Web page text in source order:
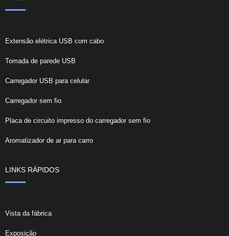
Extensão elétrica USB com cabo
Tomada de parede USB
Carregador USB para celular
Carregador sem fio
Placa de circuito impresso do carregador sem fio
Aromatizador de ar para carro
LINKS RÁPIDOS
Vista da fábrica
Exposição